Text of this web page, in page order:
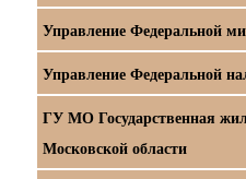
Управление Федеральной
Управление Федеральной
ГУ МО Государственная
Московской области